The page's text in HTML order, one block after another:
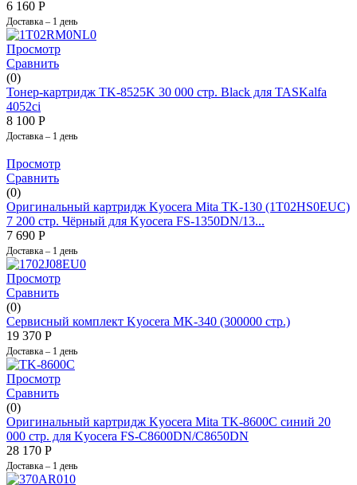
6 160 Р
Доставка – 1 день
Просмотр
Сравнить
(0)
Тонер-картридж TK-8525K 30 000 стр. Black для TASKalfa
4052ci
8 100 Р
Доставка – 1 день
Просмотр
Сравнить
(0)
Оригинальный картридж Kyocera Mita TK-130 (1Т02НS0ЕUС)
7 200 стр. Чёрный для Kyocera FS-1350DN/13...
7 690 Р
Доставка – 1 день
Просмотр
Сравнить
(0)
Сервисный комплект Kyocera MK-340 (300000 стр.)
19 370 Р
Доставка – 1 день
Просмотр
Сравнить
(0)
Оригинальный картридж Kyocera Mita TK-8600C синий 20
000 стр. для Kyocera FS-C8600DN/C8650DN
28 170 Р
Доставка – 1 день